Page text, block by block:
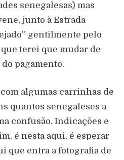
senegalesas) mas
junto à Estrada
gentilmente pelo
terei que mudar de
pagamento.
algumas carrinhas de
quantos senegaleses a
confusão. Indicações e
é nesta aqui, é esperar
que entra a fotografia de